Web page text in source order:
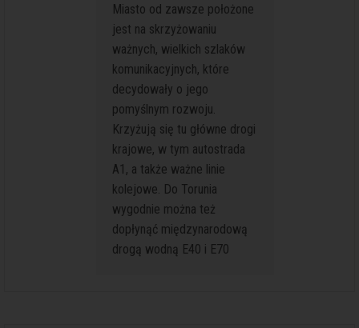
Miasto od zawsze położone
jest na skrzyżowaniu
ważnych, wielkich szlaków
komunikacyjnych, które
decydowały o jego
pomyślnym rozwoju.
Krzyżują się tu główne drogi
krajowe, w tym autostrada
A1, a także ważne linie
kolejowe. Do Torunia
wygodnie można też
dopłynąć międzynarodową
drogą wodną E40 i E70